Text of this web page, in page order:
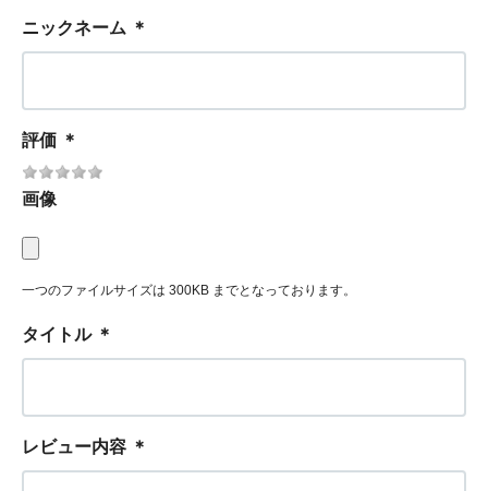
ニックネーム ＊
評価 ＊
画像
一つのファイルサイズは 300KB までとなっております。
タイトル ＊
レビュー内容 ＊